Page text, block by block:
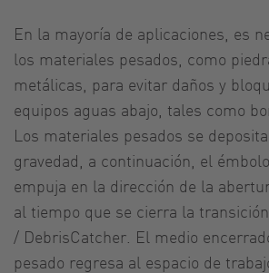
En la mayoría de aplicaciones, es
los materiales pesados, como
metálicas, para evitar daños y
equipos aguas abajo, tales como
Los materiales pesados se
gravedad, a continuación, el
empuja en la dirección de la
al tiempo que se cierra la
/ DebrisCatcher. El medio
pesado regresa al espacio de